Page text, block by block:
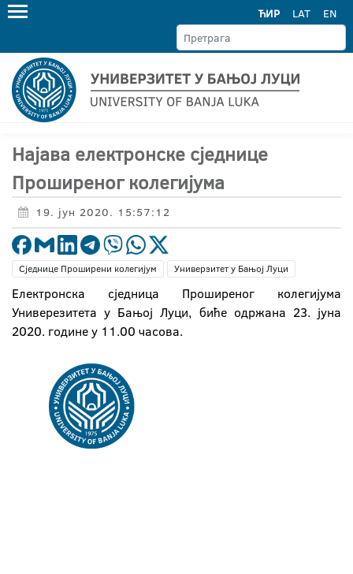
ЋИР LAT EN
Најава електронске сједнице
Проширеног колегијума
19. јун 2020. 15:57:12
Сједнице Проширени колегијум Универзитет у Бањој Луци
Електронска сједница Проширеног колегијума
Универезитета у Бањој Луци, биће одржана 23. јуна
2020. године у 11.00 часова.